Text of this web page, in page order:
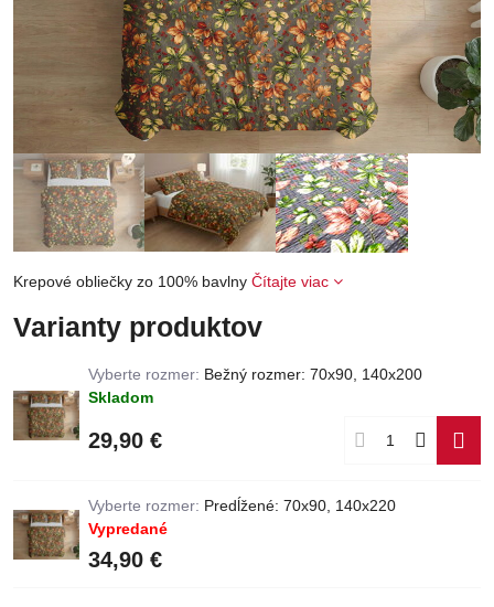
Krepové obliečky zo 100% bavlny Čítajte viac
Varianty produktov
Vyberte rozmer: Bežný rozmer: 70x90, 140x200
Skladom
29,90 €
Vyberte rozmer: Predĺžené: 70x90, 140x220
Vypredané
34,90 €